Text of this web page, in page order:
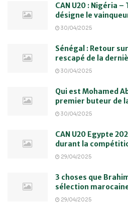
CAN U20 : Nigéria
désigne le
30/04/2025
Sénégal : Retour
rescapé de la
30/04/2025
Qui est Mohamed
premier buteur de
30/04/2025
CAN U20 Egypte
durant la
29/04/2025
3 choses que
sélection
29/04/2025